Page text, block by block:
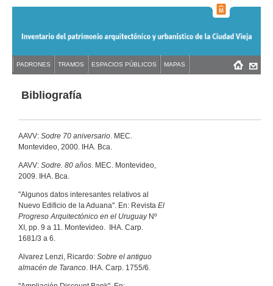
navigation
Back
topBibliografía
AAVV: Sodre 70 aniversario. MEC.
Montevideo, 2000. IHA. Bca.
AAVV: Sodre. 80 años. MEC. Montevideo,
2009. IHA. Bca.
"Algunos datos interesantes relativos al
Nuevo Edificio de la Aduana". En: Revista El
Progreso Arquitectónico en el UruguayNº
XI, pp. 9 a 11. Montevideo. IHA. Carp.
1681/3 a 6.
Alvarez Lenzi, Ricardo: Sobre el antiguo
almacén de Taranco. IHA. Carp. 1755/6.
Back
to Menú
PADRONES TRAMOS ESPACIOS PÚBLICOS MAPAS